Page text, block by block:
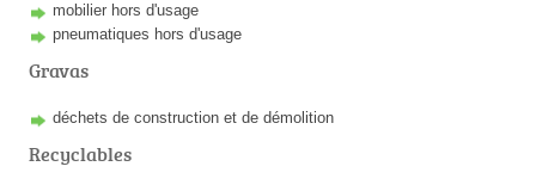
mobilier hors d'usage
pneumatiques hors d'usage
Gravas
déchets de construction et de démolition
Recyclables